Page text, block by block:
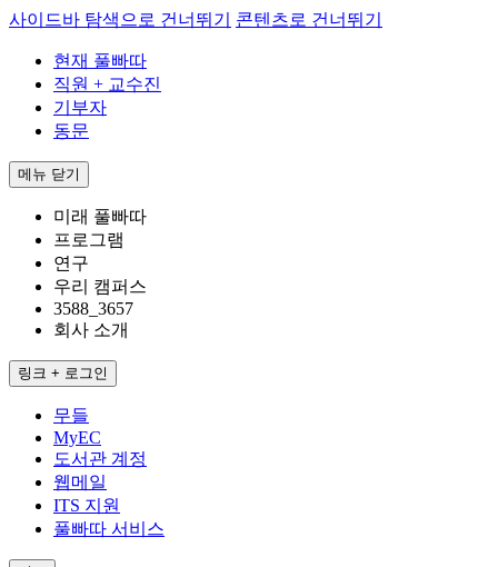
사이드바 탐색으로 건너뛰기 콘텐츠로 건너뛰기
현재 풀빠따
직원 + 교수진
기부자
동문
메뉴 닫기
미래 풀빠따
프로그램
연구
우리 캠퍼스
3588_3657
회사 소개
링크 + 로그인
무들
MyEC
도서관 계정
웹메일
ITS 지원
풀빠따 서비스